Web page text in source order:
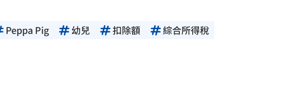
Peppa Pig 幼兒 扣除額 綜合所得稅